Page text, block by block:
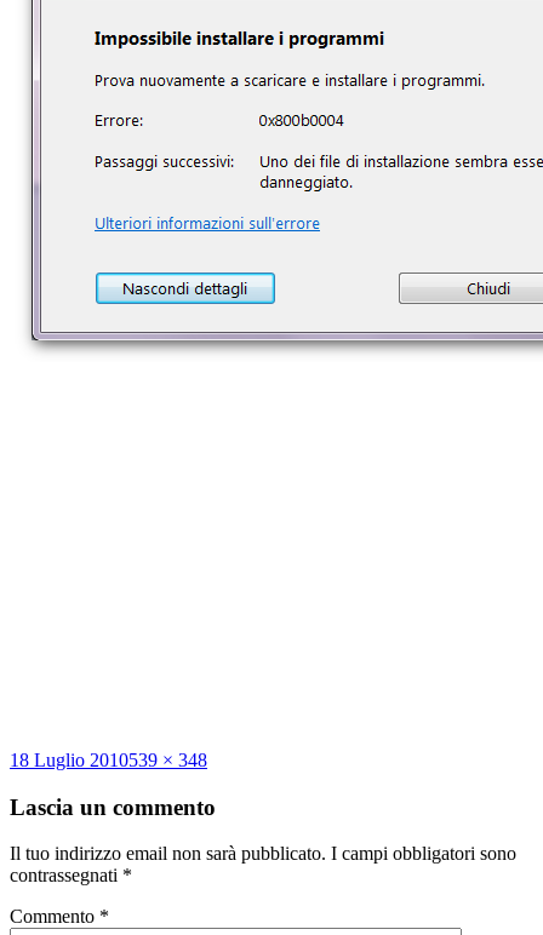
Scritto
18 Luglio 2010Dimensione
539 × 348
Lascia un commento
Il tuo indirizzo email non sarà pubblicato. I campi obbligatori sono
contrassegnati *
Commento *